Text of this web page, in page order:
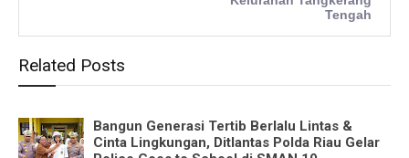
Tengah
Related Posts
Bangun Generasi Tertib Berlalu Lintas &
Cinta Lingkungan, Ditlantas Polda Riau Gelar